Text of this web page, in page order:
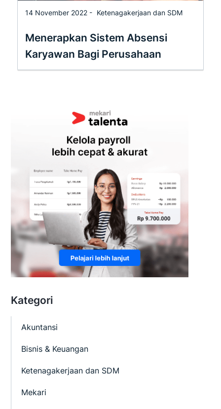
14 November 2022 - Ketenagakerjaan dan SDM
Menerapkan Sistem Absensi
Karyawan Bagi Perusahaan
Kategori
Akuntansi
Bisnis & Keuangan
Ketenagakerjaan dan SDM
Mekari